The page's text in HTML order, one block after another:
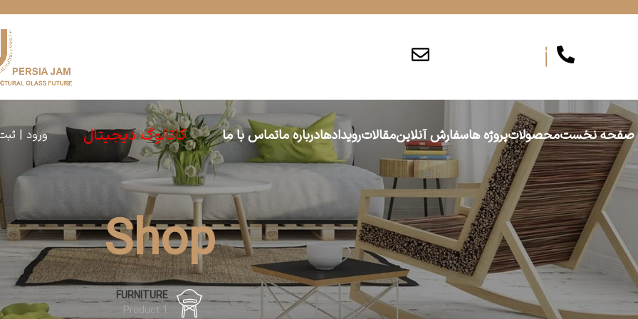
info@persiajam.com
صفحه نخستمحصولاتپروژه هاسفارش آنلاینمقالاترویدادهادرباره ماتماس با ما کاتالوگ دیجیتال ورود |
Shop
FURNITURE
1 Product